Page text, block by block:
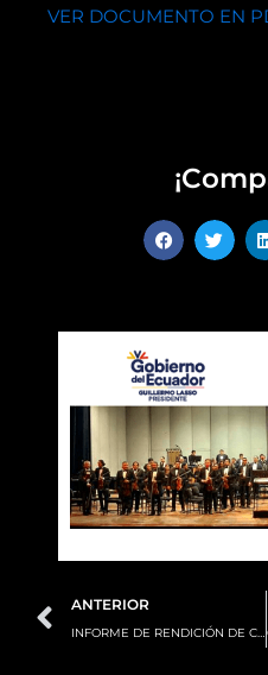
VER DOCUMENTO EN
ANTERIOR
INFORME DE RENDICIÓN DE CUENTAS 2022-OSG